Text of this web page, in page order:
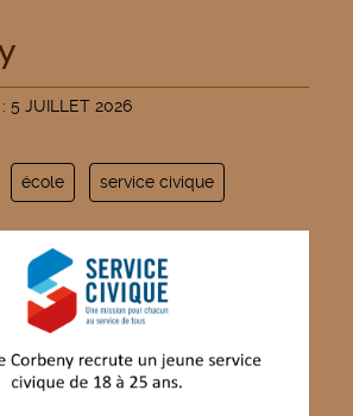
5 JUILLET 2026
école service civique